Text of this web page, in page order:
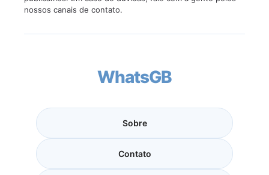
nossos canais de contato.
WhatsGB
Sobre
Contato